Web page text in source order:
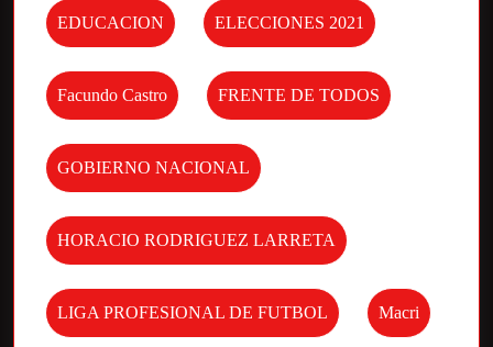
EDUCACION ELECCIONES 2021
Facundo Castro FRENTE DE TODOS
GOBIERNO NACIONAL
HORACIO RODRIGUEZ LARRETA
LIGA PROFESIONAL DE FUTBOL Macri